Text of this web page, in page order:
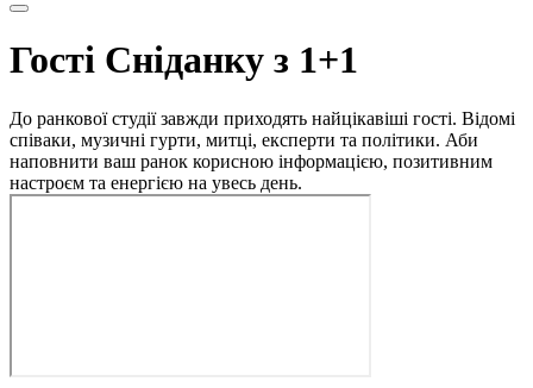
Гості Сніданку з 1+1
До ранкової студії завжди приходять найцікавіші гості. Відомі
співаки, музичні гурти, митці, експерти та політики. Аби
наповнити ваш ранок корисною інформацією, позитивним
настроєм та енергією на увесь день.